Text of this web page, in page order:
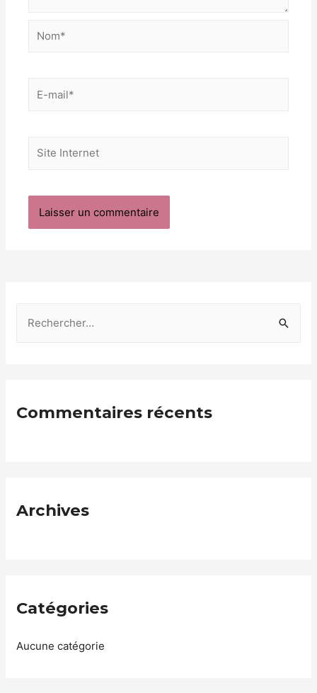
Commentaires récents
Archives
Catégories
Aucune catégorie